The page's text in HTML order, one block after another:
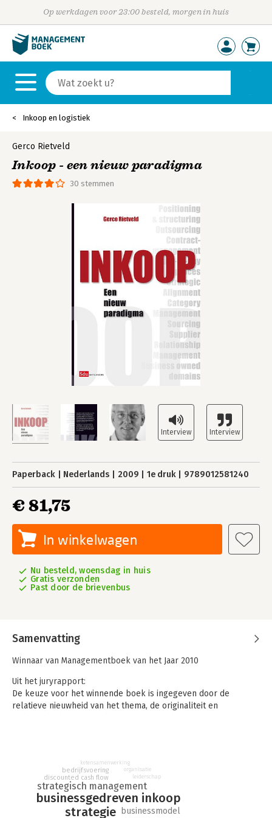
Op werkdagen voor 23:00 besteld, morgen in huis
Inkoop en logistiek
30 stemmen
Gerco Rietveld
Inkoop - een nieuw paradigma
Paperback Nederlands 2009 1e druk 9789012581240
€ 81,75
In winkelwagen
Nu besteld, woensdag in huis
Gratis verzonden
Past door de brievenbus
Samenvatting
Winnaar van Managementboek van het Jaar 2010
Uit het juryrapport:
De keuze voor het winnende boek is ingegeven door de
relatieve nieuwheid van het thema, de originaliteit en
de jury weten te vertalen in een aantal even vernieuwende als
praktisch toepasbare aanbevelingen. De jury is zich bewust
van het specialistische karakter van de thematiek, maar heeft
uiteindelijk besloten dat dit de nominatie van
managementboek van het jaar niet in de weg mag staan.
strategie
businessgedreven inkoop
strategisch management
businessmodel
discounted cash flow
bedrijfsvoering
ketensamenwerking
organisatie
leiderschap